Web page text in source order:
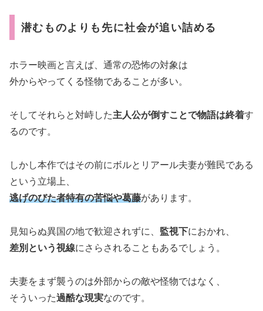
潜むものよりも先に社会が追い詰める
ホラー映画と言えば、通常の恐怖の対象は
外からやってくる怪物であることが多い。
そしてそれらと対峙した主人公が倒すことで物語は終着す
るのです。
しかし本作ではその前にボルとリアール夫妻が難民である
という立場上、
逃げのびた者特有の苦悩や葛藤があります。
見知らぬ異国の地で歓迎されずに、 監視下におかれ、
差別という視線にさらされることもあるでしょう。
夫妻をまず襲うのは外部からの敵や怪物ではなく、
そういった過酷な現実なのです。